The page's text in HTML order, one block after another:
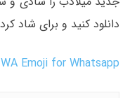
دانلود کنید و برای شاد
Emoji for Whatsapp